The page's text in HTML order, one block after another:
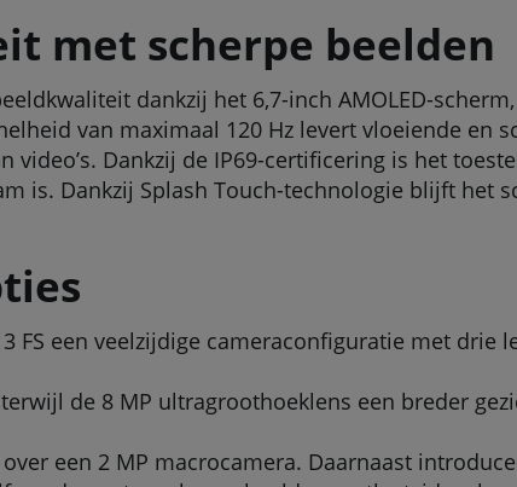
met scherpe beelden
dankzij het 6,7-inch AMOLED-
van maximaal 120 Hz levert vloeiende en
video’s. Dankzij de IP69-certificering is het
is. Dankzij Splash Touch-technologie blijft het
FS een veelzijdige cameraconfiguratie met drie
de 8 MP ultragroothoeklens een breder
een 2 MP macrocamera. Daarnaast